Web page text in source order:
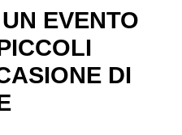
EVENTO
DI